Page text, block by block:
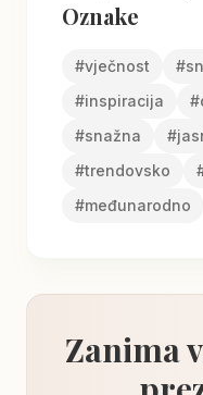
Oznake
#vječnost #
#inspiracija #
#snažna #
#trendovsko
#međunarodno
Zanima